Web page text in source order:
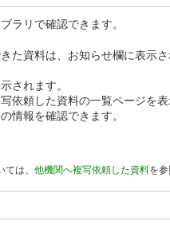
ラリで確認できます。
た資料は、お知らせ欄に表示さ
されます。
依頼した資料の一覧ページを
情報を確認できます。
ては、他機関へ複写依頼した資料を参